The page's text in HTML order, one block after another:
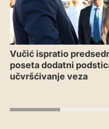
Vučić ispratio
poseta dodatni
učvršćivanje veza